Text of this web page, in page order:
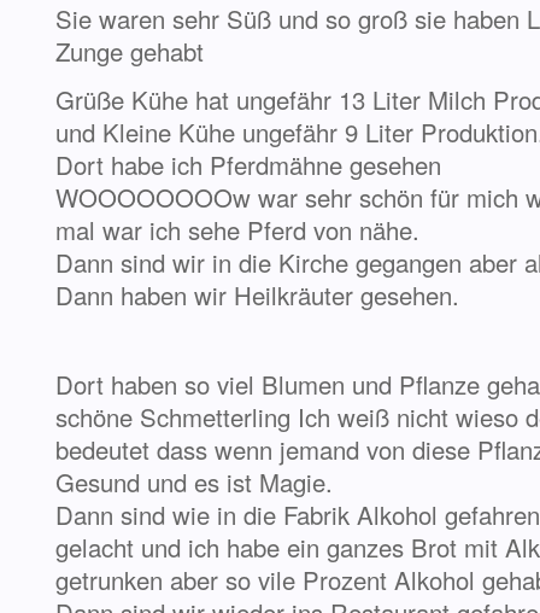
Sie waren sehr Süß und so groß sie haben
Zunge gehabt
Grüße Kühe hat ungefähr 13 Liter Milch
und Kleine Kühe ungefähr 9 Liter
Dort habe ich Pferdmähne gesehen
WOOOOOOOOw war sehr schön für mich
mal war ich sehe Pferd von nähe.
Dann sind wir in die Kirche gegangen aber
Dann haben wir Heilkräuter gesehen.
Dort haben so viel Blumen und Pflanze
schöne Schmetterling Ich weiß nicht wieso
bedeutet dass wenn jemand von diese
Gesund und es ist Magie.
Dann sind wie in die Fabrik Alkohol
gelacht und ich habe ein ganzes Brot mit
getrunken aber so vile Prozent Alkohol